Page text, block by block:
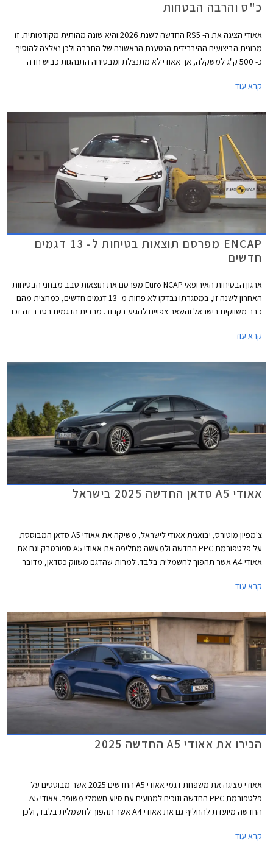
כ"ס והרבה הבטחות
אאודי הציגה את ה- RS5 החדשה לשנת 2026 והיא שונה מהותית מקודמותיה. זו
מכונית הביצועים ההיברידית הנטענת הראשונה של החברה ולכן נאלצה להוסיף
כ- 500 ק"ג למשקלה, אך אאודי לא מתנצלת ומבטיחה התנהגות כביש חדה
קרא עוד
ENCAP מפרסם תוצאות בטיחות ל- 13 דגמים
חדשים
ארגון הבטיחות האירופאי Euro NCAP מפרסם את תוצאות סבב מבחני הבטיחות
האחרון לשנה זו, במסגרתו נבדקו לא פחות מ- 13 דגמים חדשים, כמחצית מהם
כבר משווקים בישראל והשאר צפויים להגיע בקרוב. מרבית הדגמים בסבב זה זכו
קרא עוד
אאודי A5 סדאן החדשה 2025 בישראל
צ'מפיון מוטורס, יבואנית אאודי לישראל, משיקה את אאודי A5 סדאן המבוססת
על פלטפורמת PPC החדשה ולמעשה מחליפה את אאודי A5 ספורטבק וגם את
אאודי A4 אשר תהפוך לחשמלית בלבד. למרות שהדגם משווק כסדאן, מדובר
A5 גם בתצורת אוונט (סטיישן) שאינה מגיעה אלינו.
קרא עוד
הכירו את אאודי A5 החדשה 2025
אאודי מציגה את משפחת דגמי אאודי A5 החדשים 2025 אשר מבוססים על
פלטפורמת PPC החדשה וזוכים למנועים עם סיוע חשמלי משופר. אאודי A5
החדשה מיועדת להחליף גם את אאודי A4 אשר תהפוך לחשמלית בלבד, ולכן
ישווק לראשונה בתצורת אוונט (סטיישן) וסדאן שהינה למעשה דומה יותר לגרסת
קרא עוד